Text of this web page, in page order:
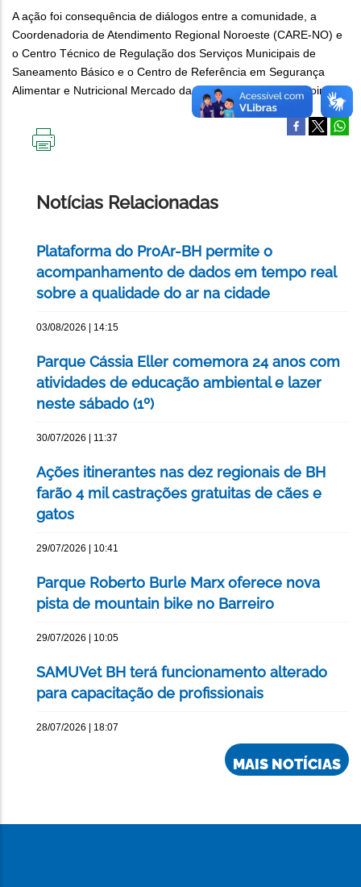
A ação foi consequência de diálogos entre a comunidade, a
Coordenadoria de Atendimento Regional Noroeste (CARE-NO) e
o Centro Técnico de Regulação dos Serviços Municipais de
Saneamento Básico e o Centro de Referência em Segurança
Alimentar e Nutricional Mercado da Lagoinha (Cresan-Lagoinha).
Notícias Relacionadas
Plataforma do ProAr-BH permite o
acompanhamento de dados em tempo real
sobre a qualidade do ar na cidade
03/08/2026 | 14:15
Parque Cássia Eller comemora 24 anos com
atividades de educação ambiental e lazer
neste sábado (1º)
30/07/2026 | 11:37
Ações itinerantes nas dez regionais de BH
farão 4 mil castrações gratuitas de cães e
gatos
29/07/2026 | 10:41
Parque Roberto Burle Marx oferece nova
pista de mountain bike no Barreiro
29/07/2026 | 10:05
SAMUVet BH terá funcionamento alterado
para capacitação de profissionais
28/07/2026 | 18:07
MAIS NOTÍCIAS